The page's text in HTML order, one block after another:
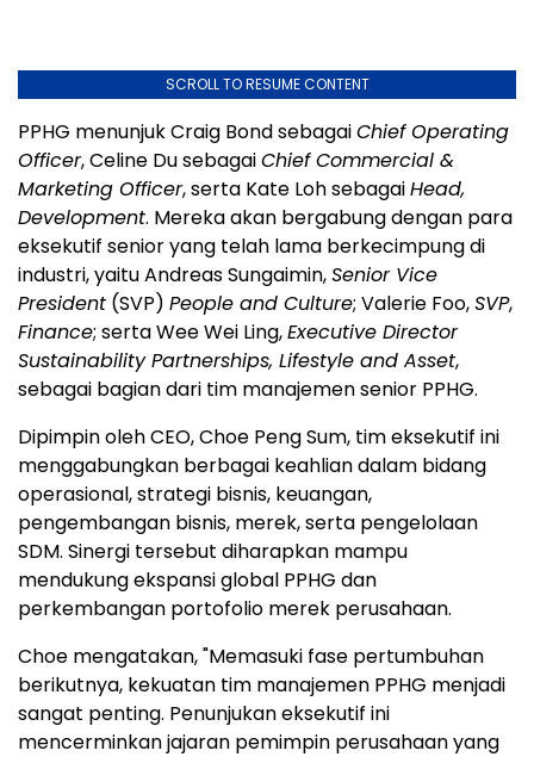
SCROLL TO RESUME CONTENT
PPHG menunjuk Craig Bond sebagaiChief Operating
Officer, Celine Du sebagaiChief Commercial &
Marketing Officer, serta Kate Loh sebagaiHead,
Development. Mereka akan bergabung dengan para
eksekutif senior yang telah lama berkecimpung di
industri, yaitu Andreas Sungaimin,Senior Vice
President (SVP) People and Culture; Valerie Foo,SVP,
Finance; serta Wee Wei Ling,Executive Director
Sustainability Partnerships, Lifestyle and Asset,
sebagai bagian dari tim manajemen senior PPHG.
Dipimpin oleh CEO, Choe Peng Sum, tim eksekutif ini
menggabungkan berbagai keahlian dalam bidang
operasional, strategi bisnis, keuangan,
pengembangan bisnis, merek, serta pengelolaan
SDM. Sinergi tersebut diharapkan mampu
mendukung ekspansi global PPHG dan
perkembangan portofolio merek perusahaan.
Choe mengatakan, "Memasuki fase pertumbuhan
berikutnya, kekuatan tim manajemen PPHG menjadi
sangat penting. Penunjukan eksekutif ini
mencerminkan jajaran pemimpin perusahaan yang